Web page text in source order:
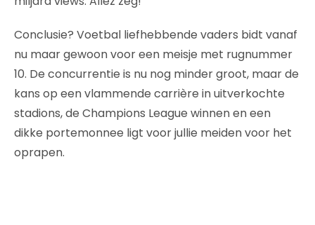
Conclusie? Voetbal liefhebbende vaders bidt vanaf
nu maar gewoon voor een meisje met rugnummer
10. De concurrentie is nu nog minder groot, maar de
kans op een vlammende carrière in uitverkochte
stadions, de Champions League winnen en een
dikke portemonnee ligt voor jullie meiden voor het
oprapen.